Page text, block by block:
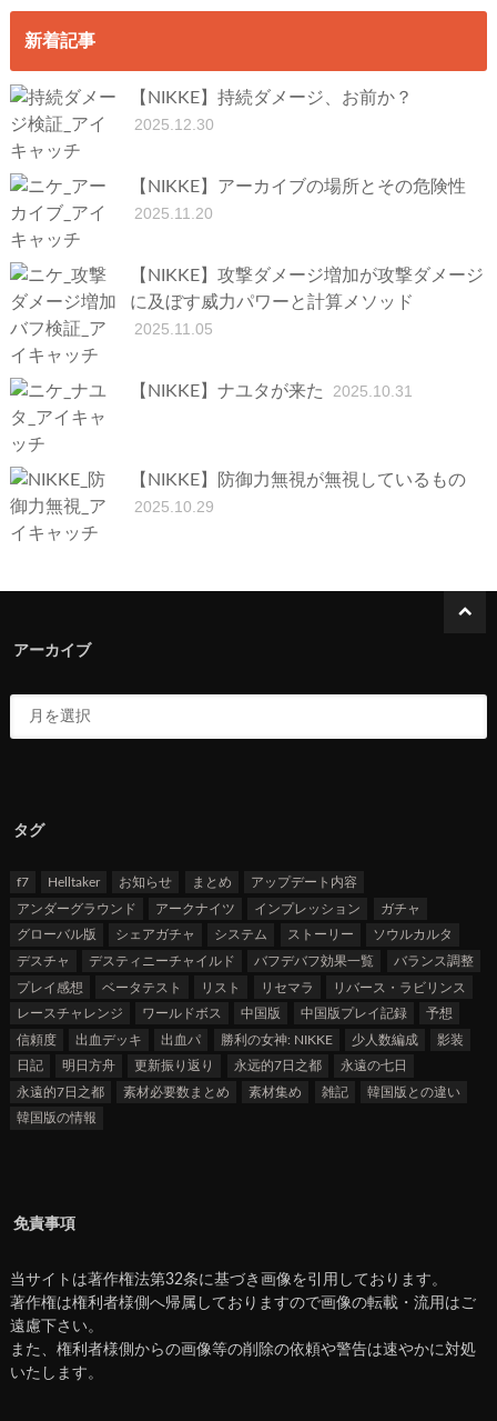
新着記事
【NIKKE】持続ダメージ、お前か？
2025.12.30
【NIKKE】アーカイブの場所とその危険性
2025.11.20
【NIKKE】攻撃ダメージ増加が攻撃ダメージ
に及ぼす威力パワーと計算メソッド
2025.11.05
【NIKKE】ナユタが来た 2025.10.31
【NIKKE】防御力無視が無視しているもの
2025.10.29
アーカイブ
タグ
f7 Helltaker お知らせ まとめ
アップデート内容
アンダーグラウンド
アークナイツ インプレッション
ガチャ
グローバル版
シェアガチャ システム ストーリー
ソウルカルタ
デスチャ
デスティニーチャイルド バフデバフ効果一覧
バランス調整
プレイ感想
ベータテスト リスト リセマラ
リバース・ラビリンス
レースチャレンジ
ワールドボス 中国版 中国版プレイ記録
予想
信頼度
出血デッキ 出血パ 勝利の女神: NIKKE 少人数編成
影装
日記
明日方舟 更新振り返り 永远的7日之都
永遠の七日
永遠的7日之都
素材必要数まとめ 素材集め 雑記
韓国版との違い
韓国版の情報
免責事項
当サイトは著作権法第32条に基づき画像を引用しております。
著作権は権利者様側へ帰属しておりますので画像の転載・流用はご
遠慮下さい。
また、権利者様側からの画像等の削除の依頼や警告は速やかに対処
いたします。